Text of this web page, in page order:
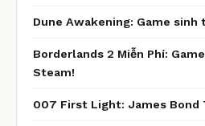
Dune Awakening: Game
Borderlands 2 Miễn Phí:
Steam!
007 First Light: James Bond